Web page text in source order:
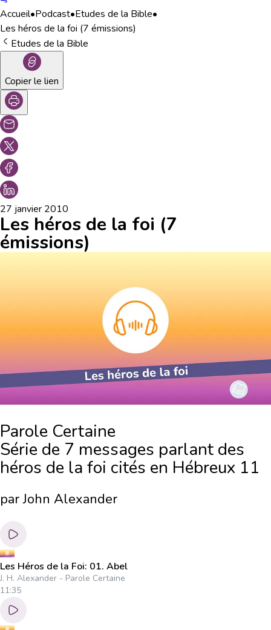
Accueil•Podcast•Etudes de la Bible•
Les héros de la foi (7 émissions)
Etudes de la Bible
Copier le lien
27 janvier 2010
Les héros de la foi (7
émissions)
Parole Certaine
Série de 7 messages parlant des
héros de la foi cités en Hébreux 11
par John Alexander
Les Héros de la Foi: 01. Abel
J. H. Alexander - Parole Certaine
11:35